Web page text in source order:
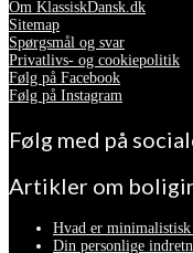
Om KlassiskDansk.dk
Sitemap
Spørgsmål og svar
Privatlivs- og cookiepolitik
Følg på Facebook
Følg på Instagram
Følg med på
Artikler om
Hvad er
Din personlige